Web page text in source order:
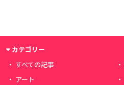
カテゴリー
すべての記事
アート